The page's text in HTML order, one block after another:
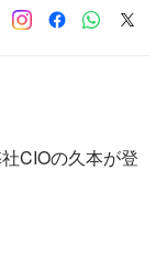
CIOの久本が登